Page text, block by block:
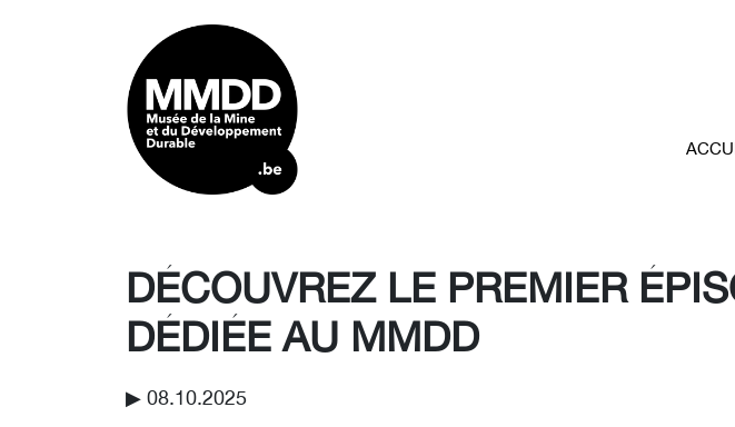
DÉCOUVREZ LE PREMIER
DÉDIÉE AU MMDD
▶︎ 08.10.2025